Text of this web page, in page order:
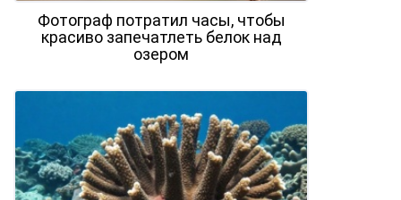
Фотограф потратил часы, чтобы
красиво запечатлеть белок над
озером